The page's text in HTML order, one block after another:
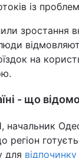
із
зростання
на
- що
начальник
регіон
для